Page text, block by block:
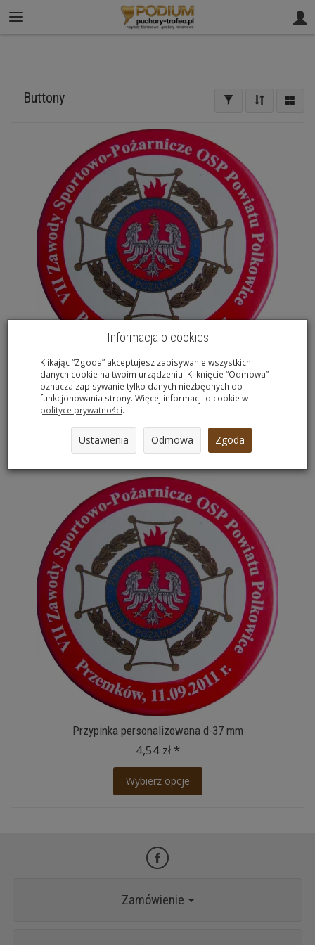
61 812 02 00 sklep@puchary-trofea.pl
Buttony
Przypinka personalizowana d-56 mm
4,97 zł *
Wybierz opcje
Przypinka personalizowana d-37 mm
4,54 zł *
Wybierz opcje
Zamówienie
Informacja o cookies
Klikając “Zgoda” akceptujesz zapisywanie wszystkich
danych cookie na twoim urządzeniu. Kliknięcie “Odmowa”
oznacza zapisywanie tylko danych niezbędnych do
funkcjonowania strony. Więcej informacji o cookie w
polityce prywatności.
Ustawienia Odmowa Zgoda